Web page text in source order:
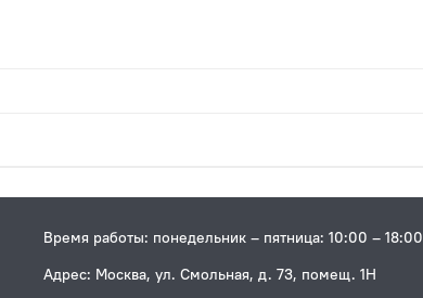
Время работы: понедельник – пятница: 10:00 – 18:00
Адрес: Москва, ул. Смольная, д. 73, помещ. 1Н